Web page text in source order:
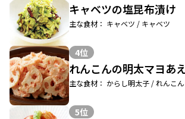
キャベツの塩昆布漬け
主な食材： キャベツ / キャベツ
4位
れんこんの明太マヨあ
主な食材： からし明太子 / れんこん
5位